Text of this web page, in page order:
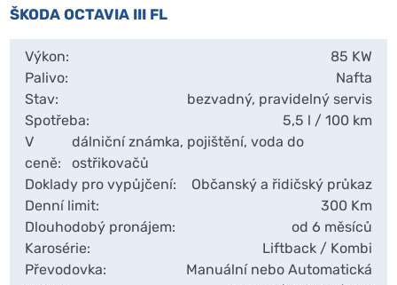
ŠKODA OCTAVIA III FL
Výkon:
85 KW
Palivo:
Nafta
Stav:
bezvadný, pravidelný servis
Spotřeba:
5,5 l / 100 km
V
ceně:
dálniční známka, pojištění, voda do
ostřikovačů
Doklady pro vypůjčení:
Občanský a řidičský průkaz
Denní limit:
300 Km
Dlouhodobý pronájem:
od 6 měsíců
Karosérie:
Liftback / Kombi
Převodovka:
Manuální nebo Automatická